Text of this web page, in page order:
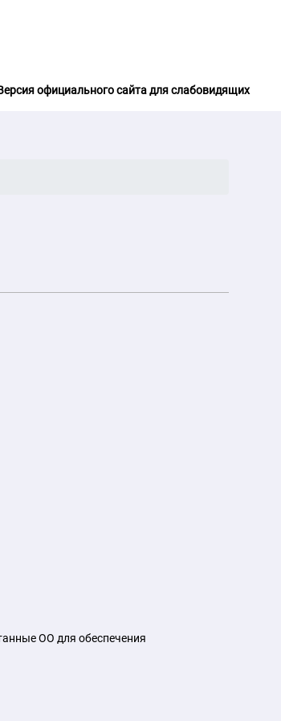
официального сайта для слабовидящих
ОО для обеспечения